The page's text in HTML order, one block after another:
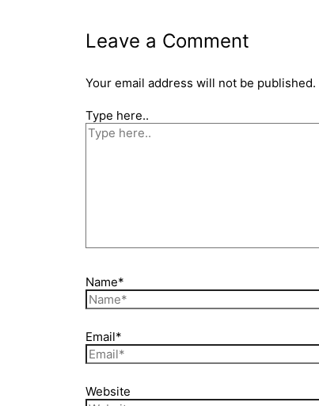
Leave a Comment
Your email address will not be published.
Type here..
Name*
Email*
Website